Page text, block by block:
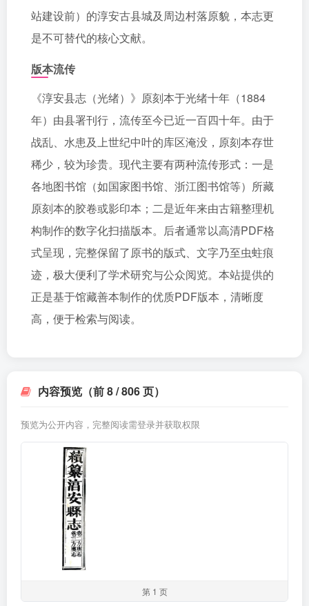
站建设前）的淳安古县城及周边村落原貌，本志更
是不可替代的核心文献。
版本流传
《淳安县志（光绪）》原刻本于光绪十年（1884
年）由县署刊行，流传至今已近一百四十年。由于
战乱、水患及上世纪中叶的库区淹没，原刻本存世
稀少，较为珍贵。现代主要有两种流传形式：一是
各地图书馆（如国家图书馆、浙江图书馆等）所藏
原刻本的胶卷或影印本；二是近年来由古籍整理机
构制作的数字化扫描版本。后者通常以高清PDF格
式呈现，完整保留了原书的版式、文字乃至虫蛀痕
迹，极大便利了学术研究与公众阅览。本站提供的
正是基于馆藏善本制作的优质PDF版本，清晰度
高，便于检索与阅读。
内容预览（前 8 / 806 页）
预览为公开内容，完整阅读需登录并获取权限
第 1 页